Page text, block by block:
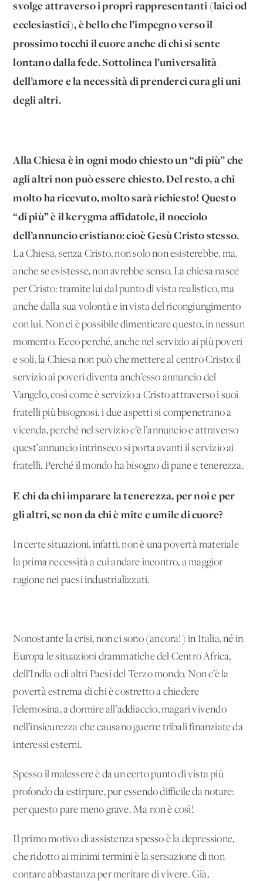
svolge attraverso i propri rappresentanti (laici od
ecclesiastici), è bello che l’impegno verso il
prossimo tocchi il cuore anche di chi si sente
lontano dalla fede. Sottolinea l’universalità
dell’amore e la necessità di prenderci cura gli uni
degli altri.
Alla Chiesa è in ogni modo chiesto un “di più” che
agli altri non può essere chiesto. Del resto, a chi
molto ha ricevuto, molto sarà richiesto! Questo
“di più” è il kerygma affidatole, il nocciolo
dell’annuncio cristiano: cioè Gesù Cristo stesso.
La Chiesa, senza Cristo, non solo non esisterebbe, ma,
anche se esistesse, non avrebbe senso. La chiesa nasce
per Cristo: tramite lui dal punto di vista realistico, ma
anche dalla sua volontà e in vista del ricongiungimento
con lui. Non ci è possibile dimenticare questo, in nessun
momento. Ecco perché, anche nel servizio ai più poveri
e soli, la Chiesa non può che mettere al centro Cristo: il
servizio ai poveri diventa anch’esso annuncio del
Vangelo, così come è servizio a Cristo attraverso i suoi
fratelli più bisognosi. i due aspetti si compenetrano a
vicenda, perché nel servizio c’è l’annuncio e attraverso
quest’annuncio intrinseco si porta avanti il servizio ai
fratelli. Perché il mondo ha bisogno di pane e tenerezza.
E chi da chi imparare la tenerezza, per noi e per
gli altri, se non da chi è mite e umile di cuore?
In certe situazioni, infatti, non è una povertà materiale
la prima necessità a cui andare incontro, a maggior
ragione nei paesi industrializzati.
Nonostante la crisi, non ci sono (ancora!) in Italia, né in
Europa le situazioni drammatiche del Centro Africa,
dell’India o di altri Paesi del Terzo mondo. Non c’è la
povertà estrema di chi è costretto a chiedere
l’elemosina, a dormire all’addiaccio, magari vivendo
nell’insicurezza che causano guerre tribali finanziate da
interessi esterni.
Spesso il malessere è da un certo punto di vista più
profondo da estirpare, pur essendo difficile da notare:
per questo pare meno grave. Ma non è così!
Il primo motivo di assistenza spesso è la depressione,
che ridotto ai minimi termini è la sensazione di non
contare abbastanza per meritare di vivere. Già,